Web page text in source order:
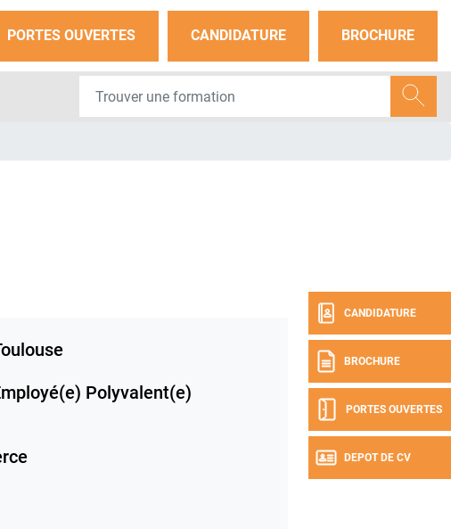
PORTES OUVERTES CANDIDATURE BROCHURE
CANDIDATURE
BROCHURE
PORTES OUVERTES
DEPOT DE CV
Polyvalent(e)